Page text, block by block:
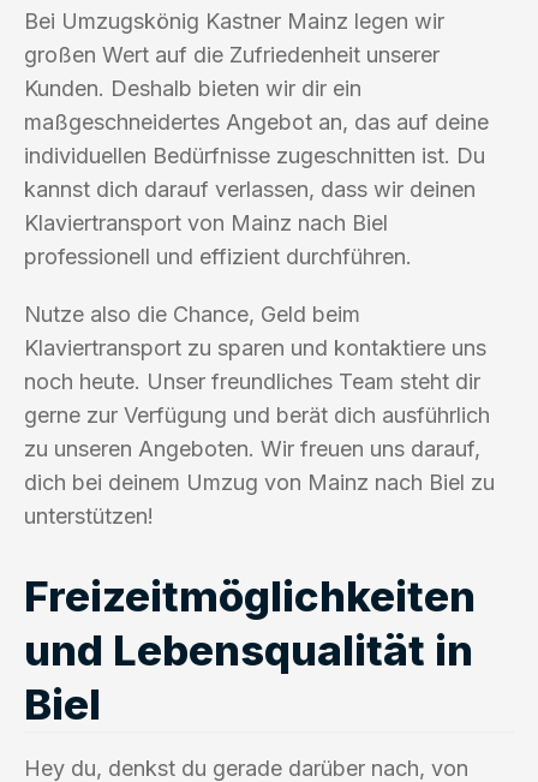
Bei Umzugskönig Kastner Mainz legen wir
großen Wert auf die Zufriedenheit unserer
Kunden. Deshalb bieten wir dir ein
maßgeschneidertes Angebot an, das auf deine
individuellen Bedürfnisse zugeschnitten ist. Du
kannst dich darauf verlassen, dass wir deinen
Klaviertransport von Mainz nach Biel
professionell und effizient durchführen.
Nutze also die Chance, Geld beim
Klaviertransport zu sparen und kontaktiere uns
noch heute. Unser freundliches Team steht dir
gerne zur Verfügung und berät dich ausführlich
zu unseren Angeboten. Wir freuen uns darauf,
dich bei deinem Umzug von Mainz nach Biel zu
unterstützen!
Freizeitmöglichkeiten
und Lebensqualität in
Biel
Hey du, denkst du gerade darüber nach, von